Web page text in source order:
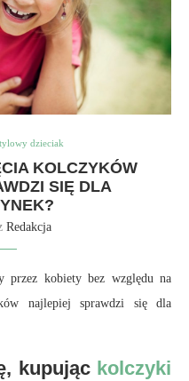
dzieciak
KOLCZYKÓW
SIĘ DLA
Redakcja
przez kobiety bez względu na
najlepiej sprawdzi się dla
kupując kolczyki